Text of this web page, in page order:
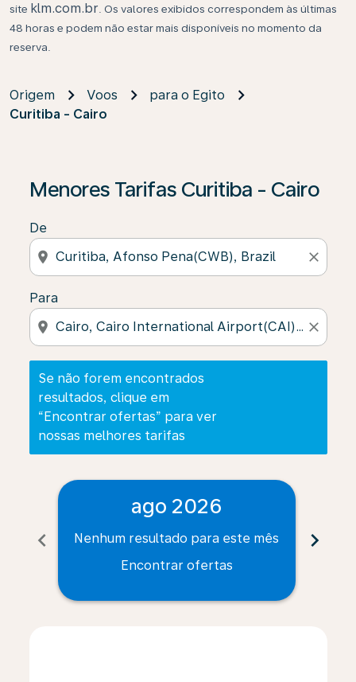
site klm.com.br . Os valores exibidos correspondem às últimas
48 horas e podem não estar mais disponíveis no momento da
reserva.
Origem Voos
para o Egito
Curitiba - Cairo
Menores Tarifas Curitiba - Cairo
De
location_on close
Para
location_on close
Se não forem encontrados
resultados, clique em
“Encontrar ofertas” para ver
nossas melhores tarifas
Se não forem encontrados resultados, clique em
chevron_left
ago 2026
Nenhum resultado para este mês
Encontrar ofertas
chevron_right